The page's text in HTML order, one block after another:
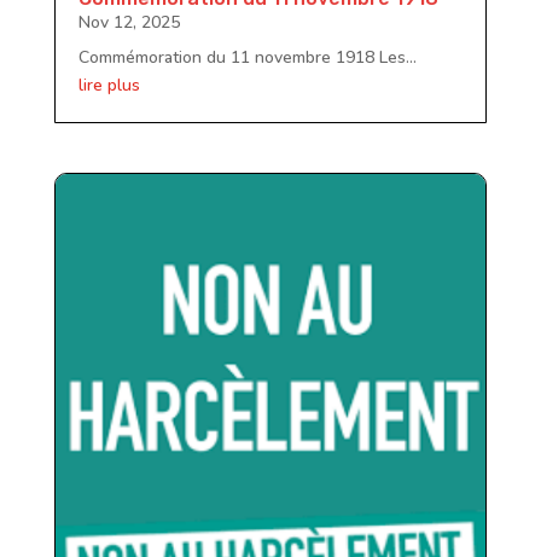
Nov 12, 2025
Commémoration du 11 novembre 1918 Les...
lire plus